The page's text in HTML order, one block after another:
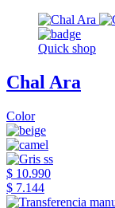
Quick shop
Chal Ara
Color
$ 10.990
$ 7.144